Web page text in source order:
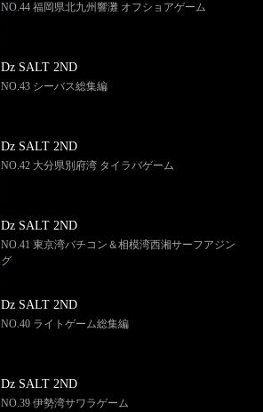
NO.44 福岡県北九州響灘 オフショアゲーム
Dz SALT 2ND
NO.43 シーバス総集編
Dz SALT 2ND
NO.42 大分県別府湾 タイラバゲーム
Dz SALT 2ND
NO.41 東京湾バチコン＆相模湾西湘サーフアジン
グ
Dz SALT 2ND
NO.40 ライトゲーム総集編
Dz SALT 2ND
NO.39 伊勢湾サワラゲーム